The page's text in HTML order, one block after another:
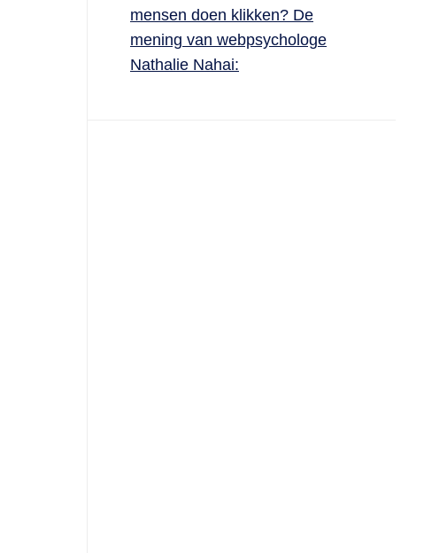
mensen doen klikken? De
mening van webpsychologe
Nathalie Nahai: